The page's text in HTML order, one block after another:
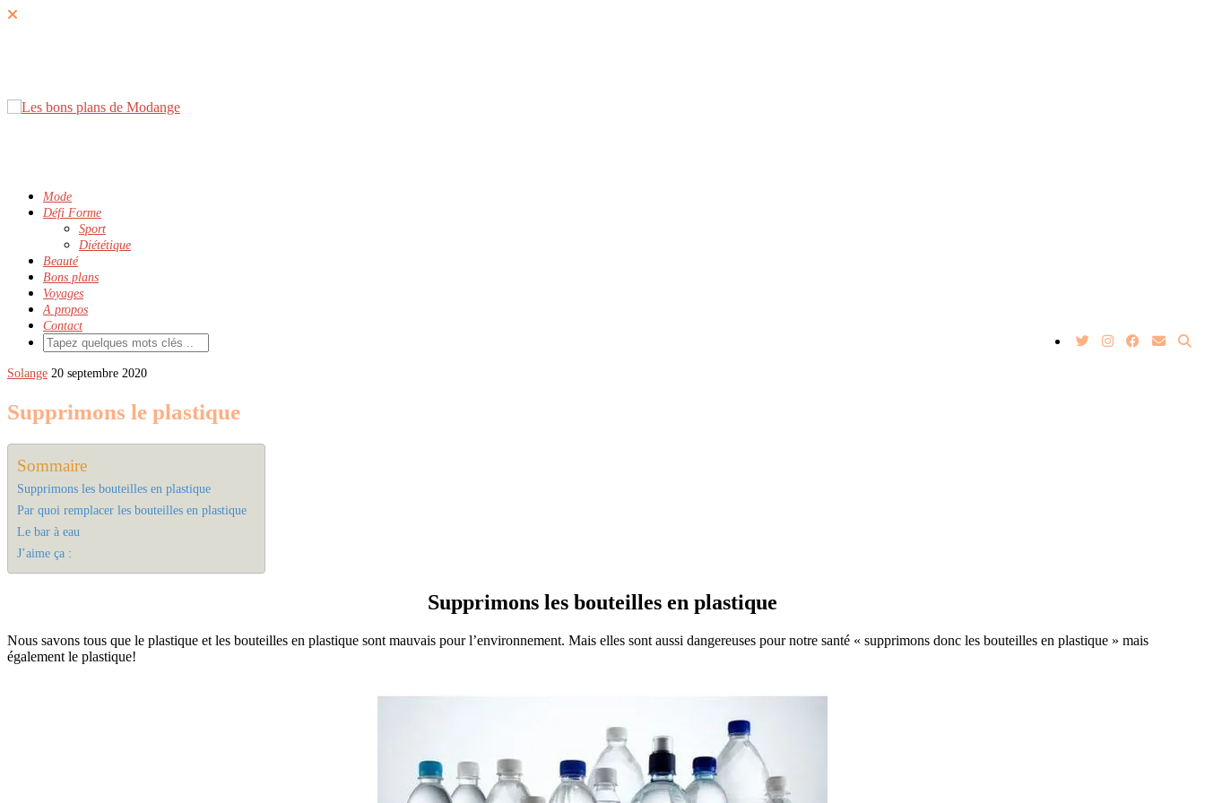
Mode
Défi Forme
Sport
Diététique
Beauté
Bons plans
Voyages
A propos
Contact
Solange 20 septembre 2020
Supprimons le plastique
Sommaire
Supprimons les bouteilles en plastique
Par quoi remplacer les bouteilles en plastique
Le bar à eau
J’aime ça :
Supprimons les bouteilles en plastique
Nous savons tous que le plastique et les bouteilles en plastique sont mauvais pour l’environnement. Mais elles sont aussi dangereuses pour notre santé « supprimons donc les bouteilles en plastique » mais
également le plastique!